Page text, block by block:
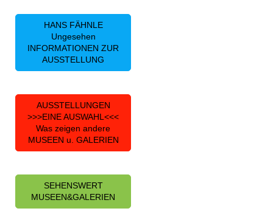
HANS FÄHNLE
Ungesehen
INFORMATIONEN ZUR
AUSSTELLUNG
AUSSTELLUNGEN
>>>EINE AUSWAHL<<<
Was zeigen andere
MUSEEN u. GALERIEN
SEHENSWERT
MUSEEN&GALERIEN